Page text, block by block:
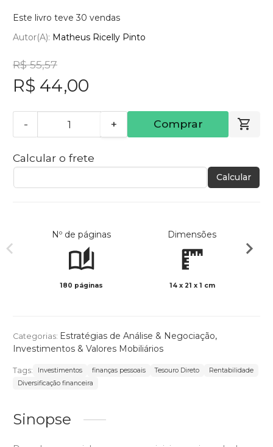
Este livro teve 30 vendas
Autor(a): Matheus Ricelly Pinto
R$ 55,57
R$ 44,00
- + Comprar
Calcular o frete
Calcular
Nº de páginas
180 páginas
Dimensões
14 x 21 x 1 cm
Categorias: Estratégias de Análise & Negociação,
Investimentos & Valores Mobiliários
Tags: Investimentos finanças pessoais Tesouro Direto
Rentabilidade
Diversificação financeira
Sinopse